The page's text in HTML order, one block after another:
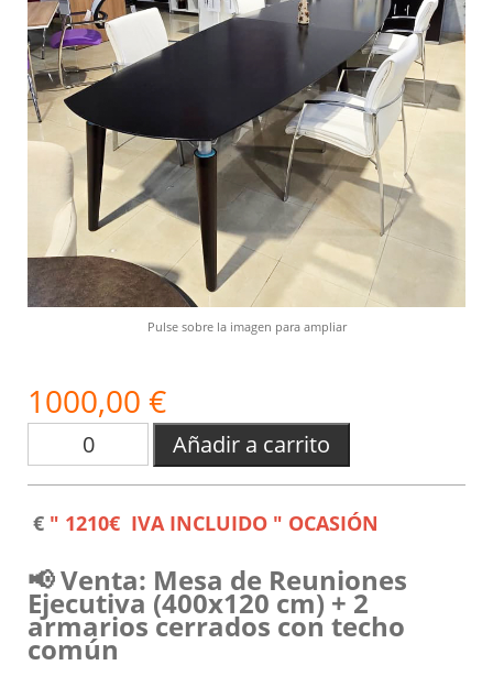
Pulse sobre la imagen para ampliar
1000,00 €
Añadir a carrito
€ " 1210€ IVA INCLUIDO " OCASIÓN
📢 Venta: Mesa de Reuniones
Ejecutiva (400x120 cm) + 2
armarios cerrados con techo
común